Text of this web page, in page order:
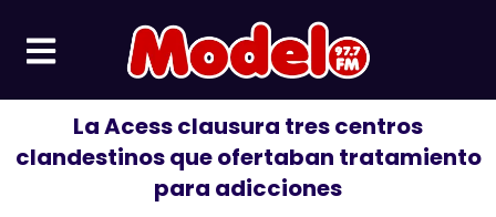
contenido
La Acess clausura tres centros
clandestinos que ofertaban tratamiento
para adicciones